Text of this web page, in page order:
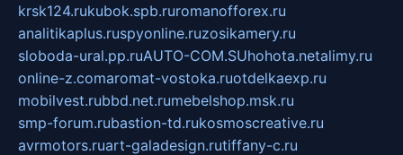
krsk124.rukubok.spb.ruromanofforex.ru
analitikaplus.ruspyonline.ruzosikamery.ru
sloboda-ural.pp.ruAUTO-COM.SUhohota.netalimy.ru
online-z.comaromat-vostoka.ruotdelkaexp.ru
mobilvest.rubbd.net.rumebelshop.msk.ru
smp-forum.rubastion-td.rukosmoscreative.ru
avrmotors.ruart-galadesign.rutiffany-c.ru